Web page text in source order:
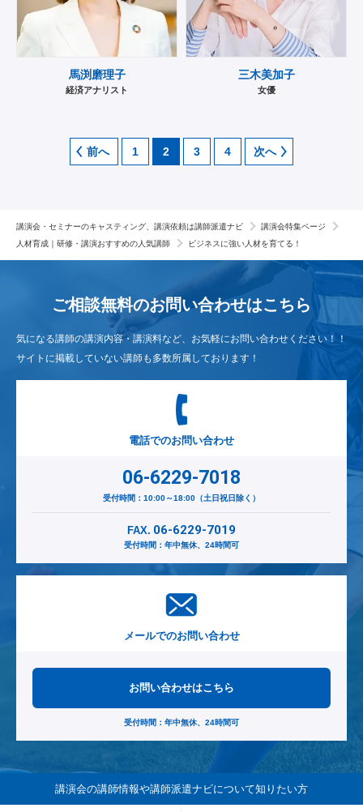
馬渕磨理子
経済アナリスト
三木美加子
女優
前へ 1 2 3 4 次へ
講演会・セミナーのキャスティング、講演依頼は講師派遣ナビ
講演会特集ページ
人材育成｜研修・講演おすすめの人気講師
ビジネスに強い人材を育てる！
ご相談無料のお問い合わせはこちら
気になる講師の講演内容・講演料など、お気軽にお問い合わせください！！
サイトに掲載していない講師も多数所属しております！
電話でのお問い合わせ
06-6229-7018
受付時間：10:00～18:00（土日祝日除く）
FAX. 06-6229-7019
受付時間：年中無休、24時間可
メールでのお問い合わせ
お問い合わせはこちら
受付時間：年中無休、24時間可
講演会の講師情報や講師派遣ナビについて知りたい方